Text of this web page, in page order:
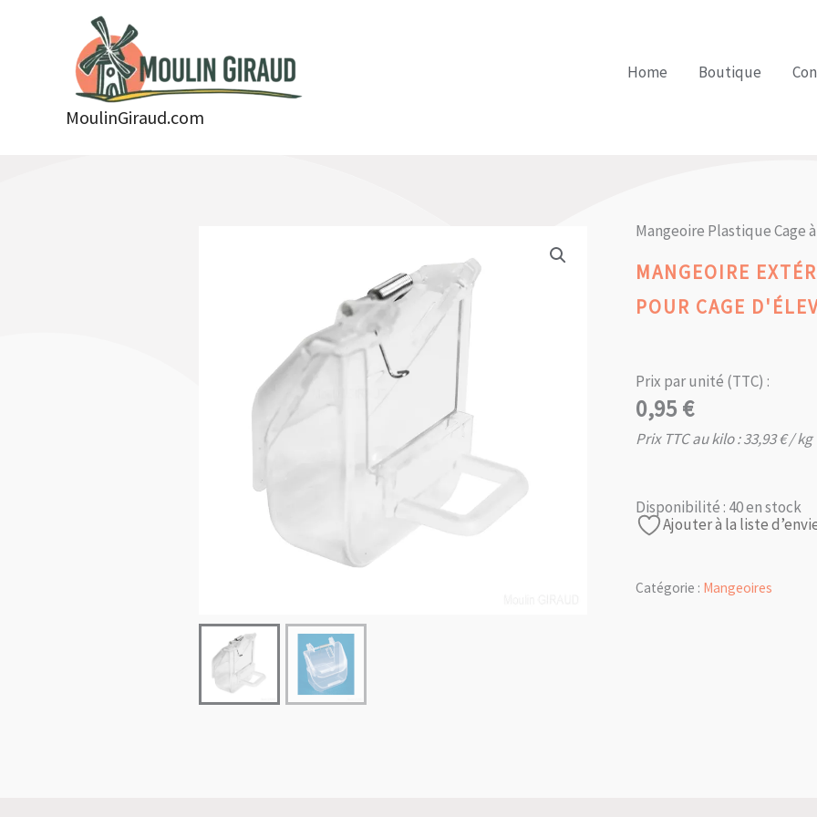
MoulinGiraud.com
Home Boutique
Mangeoire Plastique Cage
MANGEOIRE
POUR CAGE
Prix par unité (TTC) :
0,95€
Prix TTC au kilo :33,93€/ kg
Disponibilité : 40 en stock
Ajouter à la liste
Catégorie : Mangeoires